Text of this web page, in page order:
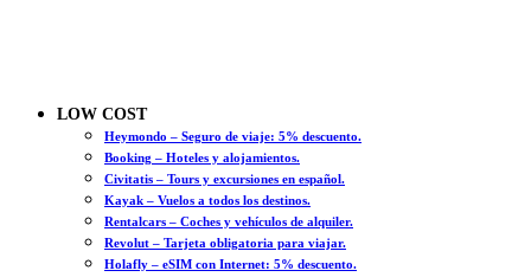
LOW COST
Heymondo – Seguro de viaje: 5% descuento.
Booking – Hoteles y alojamientos.
Civitatis – Tours y excursiones en español.
Kayak – Vuelos a todos los destinos.
Rentalcars – Coches y vehículos de alquiler.
Revolut – Tarjeta obligatoria para viajar.
Holafly – eSIM con Internet: 5% descuento.